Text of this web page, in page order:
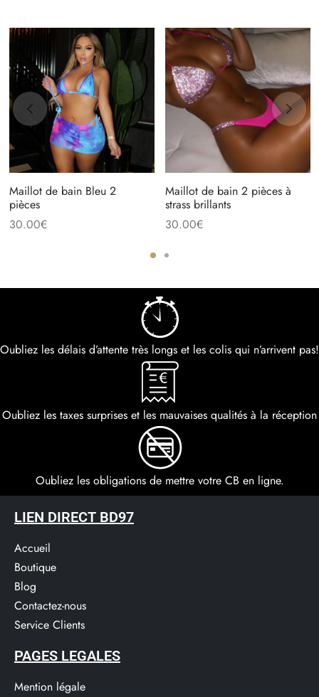
Maillot de bain Bleu 2
pièces
30.00€
Maillot de bain 2 pièces à
strass brillants
30.00€
Oubliez les délais d’attente très longs et les colis qui n’arrivent pas!
Oubliez les taxes surprises et les mauvaises qualités à la réception
Oubliez les obligations de mettre votre CB en ligne.
LIEN DIRECT BD97
Accueil
Boutique
Blog
Contactez-nous
Service Clients​
PAGES LEGALES
Mention légale